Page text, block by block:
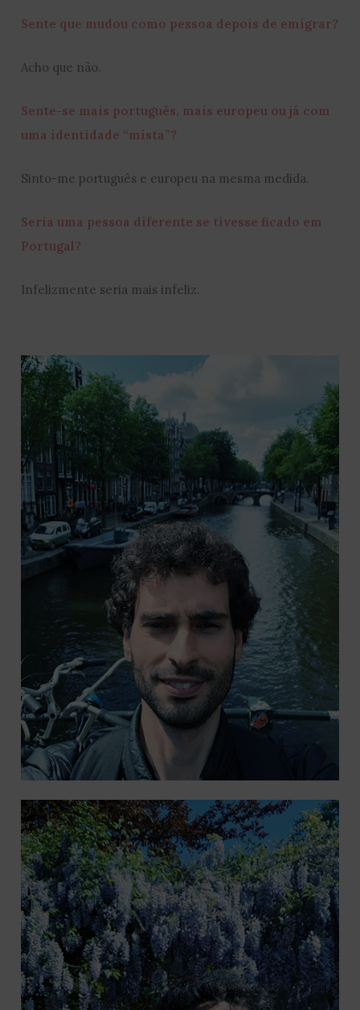
Sente que mudou como pessoa depois de emigrar?
Acho que não.
Sente-se mais português, mais europeu ou já com
uma identidade “mista”?
Sinto-me português e europeu na mesma medida.
Seria uma pessoa diferente se tivesse ficado em
Portugal?
Infelizmente seria mais infeliz.